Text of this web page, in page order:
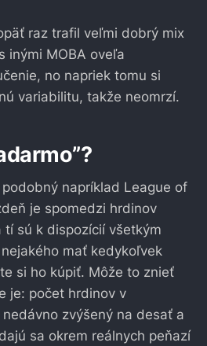
raz trafil veľmi dobrý mix
inými MOBA oveľa
no napriek tomu si
variabilitu, takže neomrzí.
napríklad League of
je spomedzi hrdinov
sú k dispozícií všetkým
mať kedykoľvek
si ho kúpiť. Môže to znieť
je: počet hrdinov v
zvýšený na desať a
sa okrem reálnych peňazí